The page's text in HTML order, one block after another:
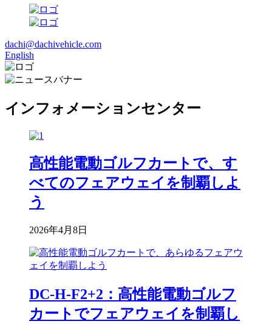
dachi@dachivehicle.com
English
インフォメーションセンター
高性能電動ゴルフカートで、す
べてのフェアウェイを制覇しよ
う
2026年4月8日
DC-H-F2+2：高性能電動ゴルフ
カートでフェアウェイを制覇し